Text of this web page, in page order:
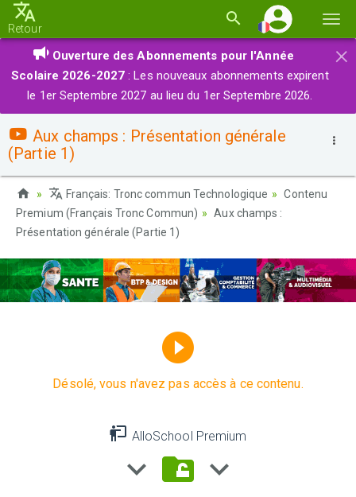
la
Retour
×
Ouverture des Abonnements pour l'Année
Scolaire 2026-2027 : Les nouveaux abonnements expirent
le 1er Septembre 2027 au lieu du 1er Septembre 2026.
Aux champs : Présentation générale
(Partie 1)
Français: Tronc commun Technologique
Contenu
Premium (Français Tronc Commun)
Aux champs :
Présentation générale (Partie 1)
Désolé, vous n'avez pas accès à ce contenu.
AlloSchool Premium